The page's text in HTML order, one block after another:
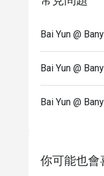
Bai Yun @
Bai Yun @
Bai Yun @
你可能也會